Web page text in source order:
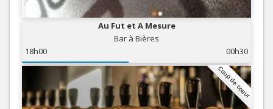
Au Fut et A Mesure
Bar à Bières
18h00
00h30
Coup de coeur